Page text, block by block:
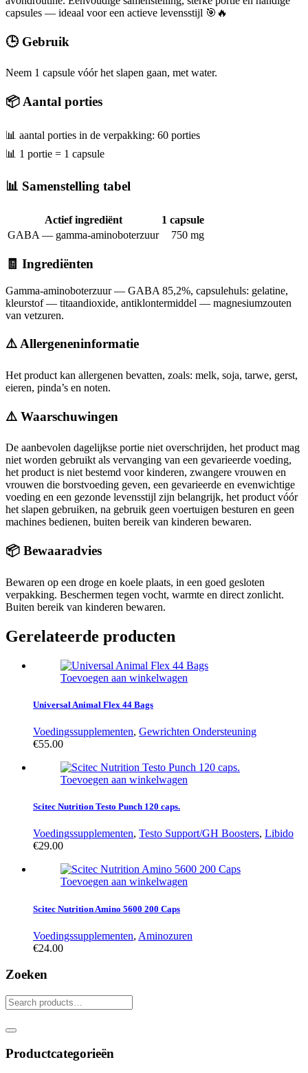
capsules — ideaal voor een actieve levensstijl 🎯🔥
🕒 Gebruik
Neem 1 capsule vóór het slapen gaan, met water.
📦 Aantal porties
📊 aantal porties in de verpakking: 60 porties
📊 1 portie = 1 capsule
📊 Samenstelling tabel
Actief ingrediënt
1 capsule
GABA — gamma-aminoboterzuur
750 mg
🧾 Ingrediënten
Gamma-aminoboterzuur — GABA 85,2%, capsulehuls: gelatine,
kleurstof — titaandioxide, antiklontermiddel — magnesiumzouten
van vetzuren.
⚠️ Allergeneninformatie
Het product kan allergenen bevatten, zoals: melk, soja, tarwe, gerst,
eieren, pinda’s en noten.
⚠️ Waarschuwingen
De aanbevolen dagelijkse portie niet overschrijden, het product mag
niet worden gebruikt als vervanging van een gevarieerde voeding,
het product is niet bestemd voor kinderen, zwangere vrouwen en
vrouwen die borstvoeding geven, een gevarieerde en evenwichtige
voeding en een gezonde levensstijl zijn belangrijk, het product vóór
het slapen gebruiken, na gebruik geen voertuigen besturen en geen
machines bedienen, buiten bereik van kinderen bewaren.
📦 Bewaaradvies
Bewaren op een droge en koele plaats, in een goed gesloten
verpakking. Beschermen tegen vocht, warmte en direct zonlicht.
Buiten bereik van kinderen bewaren.
Gerelateerde producten
Toevoegen aan winkelwagen
Universal Animal Flex 44 Bags
Voedingssupplementen, Gewrichten Ondersteuning
€55.00
Toevoegen aan winkelwagen
Scitec Nutrition Testo Punch 120 caps.
Voedingssupplementen, Testo Support/GH Boosters, Libido
€29.00
Toevoegen aan winkelwagen
Scitec Nutrition Amino 5600 200 Caps
Voedingssupplementen, Aminozuren
€24.00
Zoeken
Productcategorieën